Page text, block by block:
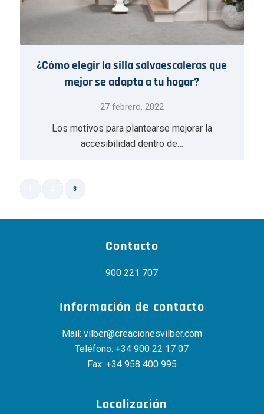
¿Cómo elegir la silla salvaescaleras que
mejor se adapta a tu hogar?
27 febrero, 2022
Los motivos para plantearse mejorar la
accesibilidad dentro de…
3
Contacto
900 221 707
Información de contacto
Mail: vilber@creacionesvilber.com
Teléfono:+34 900 22 17 07
Fax: +34 958 400 995
Localización